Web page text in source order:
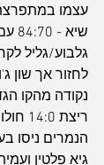
עצמו
גלבוע/גליל
לחזור אך שון
ריצת
הנמרים ניסו
גיא פלטין